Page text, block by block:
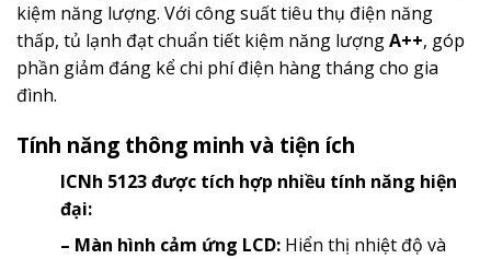
kiệm năng lượng. Với công suất tiêu thụ điện năng
thấp, tủ lạnh đạt chuẩn tiết kiệm năng lượngA++, góp
phần giảm đáng kể chi phí điện hàng tháng cho gia
đình.
Tính năng thông minh và tiện ích
ICNh 5123 được tích hợp nhiều tính năng hiện
đại:
– Màn hình cảm ứng LCD: Hiển thị nhiệt độ và